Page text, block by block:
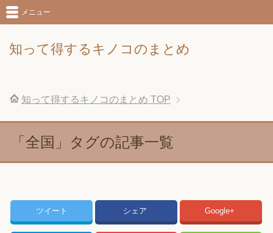
知って得するキノコのまとめ
メニュー
知って得するキノコのまとめ TOP
「全国」タグの記事一覧
ツイート シェア Google+